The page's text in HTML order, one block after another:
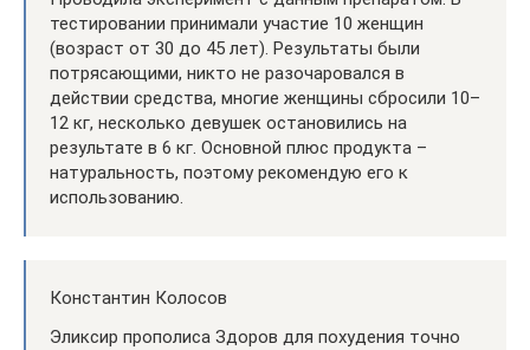
тестировании принимали участие 10 женщин
(возраст от 30 до 45 лет). Результаты были
потрясающими, никто не разочаровался в
действии средства, многие женщины сбросили 10–
12 кг, несколько девушек остановились на
результате в 6 кг. Основной плюс продукта –
натуральность, поэтому рекомендую его к
использованию.
Константин Колосов
Эликсир прополиса Здоров для похудения точно